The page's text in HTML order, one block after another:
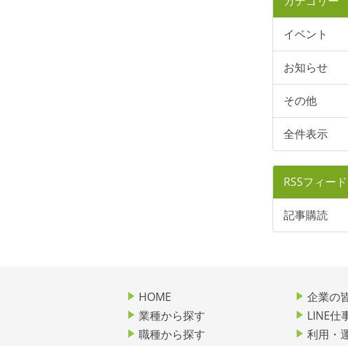
イベント
お知らせ
その他
全件表示
RSSフィード
記事購読
HOME
業種から探す
職種から探す
企業の
LINE仕
利用・